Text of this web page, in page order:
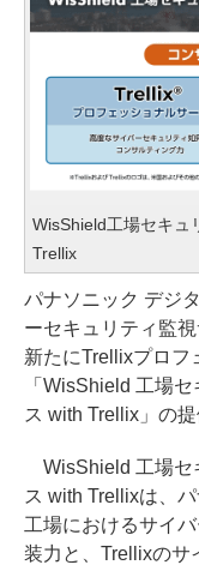
WisShield工場セキュ
Trellix
パナソニック デジ
ーセキュリティ監
新たにTrellixプロフ
「WisShield 工場
ス with Trellix」の提
WisShield 工場セ
ス with Trellixは、
工場におけるサイ
装力と、Trellixのサ